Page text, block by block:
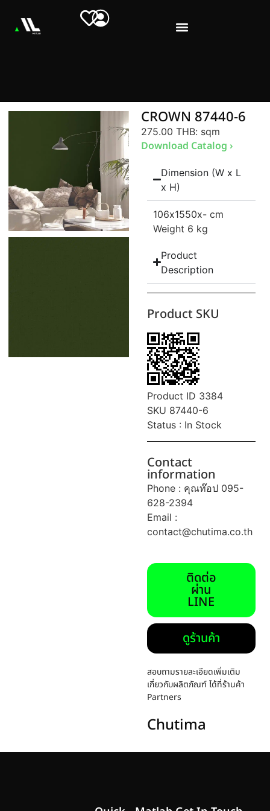
CROWN 87440-6
275.00 THB: sqm
Download Catalog ›
Dimension (W x L
x H)
106x1550x- cm
Weight 6 kg
Product
Description
Product SKU
Product ID 3384
SKU 87440-6
Status : In Stock
Contact
information
Phone : คุณท๊อป 095-
628-2394
Email :
contact@chutima.co.th
ติดต่อ
ผ่าน
LINE
ดูร้านค้า
สอบถามรายละเอียดเพิ่มเติม
เกี่ยวกับผลิตภัณฑ์ ได้ที่ร้านค้า
Partners
Chutima